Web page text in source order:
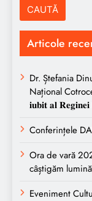
Articole
Dr. Ștefania
Național
𝐢𝐮𝐛𝐢𝐭 𝐚𝐥
Conferințele
Ora de vară
câștigăm
Eveniment